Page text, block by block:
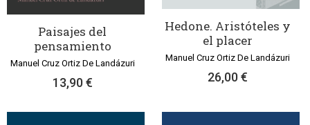
Paisajes del
pensamiento
Manuel Cruz Ortiz De Landázuri
13,90 €
Hedone. Aristóteles y
el placer
Manuel Cruz Ortiz De Landázuri
26,00 €